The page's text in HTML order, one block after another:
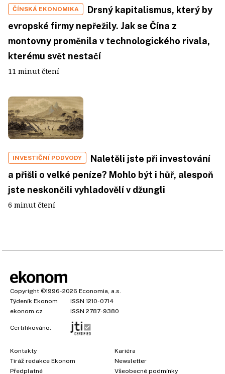
ČÍNSKÁ EKONOMIKA
Drsný kapitalismus, který by
evropské firmy nepřežily. Jak se Čína z
montovny proměnila v technologického rivala,
kterému svět nestačí
11 minut čtení
INVESTIČNÍ PODVODY
Naletěli jste při investování
a přišli o velké peníze? Mohlo být i hůř, alespoň
jste neskončili vyhladovělí v džungli
6 minut čtení
Copyright ©1996-2026 Economia, a.s.
Týdeník Ekonom
ISSN 1210-0714
ekonom.cz
ISSN 2787-9380
Certifikováno:
Kontakty
Tiráž redakce Ekonom
Předplatné
Kariéra
Newsletter
Všeobecné podmínky